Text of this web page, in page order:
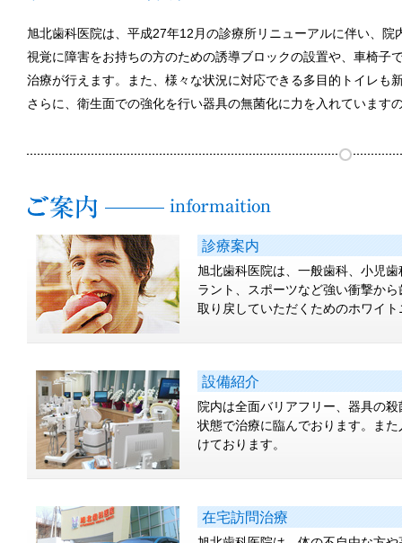
旭北歯科医院は、平成27年12月の診療所リニューアルに伴い、
視覚に障害をお持ちの方のための誘導ブロックの設置や、車椅子
治療が行えます。また、様々な状況に対応できる多目的トイレも
さらに、衛生面での強化を行い器具の無菌化に力を入れています
診療案内
旭北歯科医院は、一般歯科、小児
ラント、スポーツなど強い衝撃か
取り戻していただくためのホワイ
設備紹介
院内は全面バリアフリー、器具の
状態で治療に臨んでおります。ま
けております。
在宅訪問治療